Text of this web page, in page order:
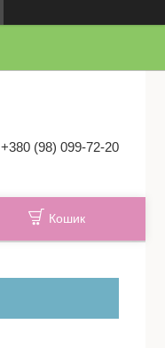
+380 (98) 099-72-20
Кошик